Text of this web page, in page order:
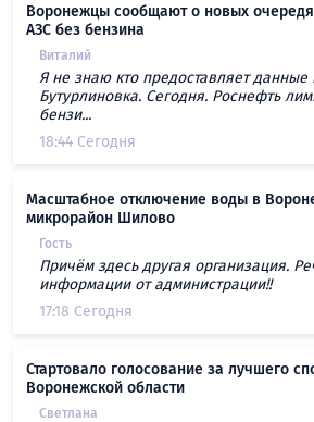
Воронежцы сообщают о новых
АЗС без бензина
Виталий
Я не знаю кто предоставляет данные
Бутурлиновка. Сегодня. Роснефть
бензи...
18:44 Сегодня
Масштабное отключение воды в
микрорайон Шилово
Гость
Причём здесь другая организация.
информации от администрации!!
17:18 Сегодня
Стартовало голосование за лучшего
Воронежской области
Светлана